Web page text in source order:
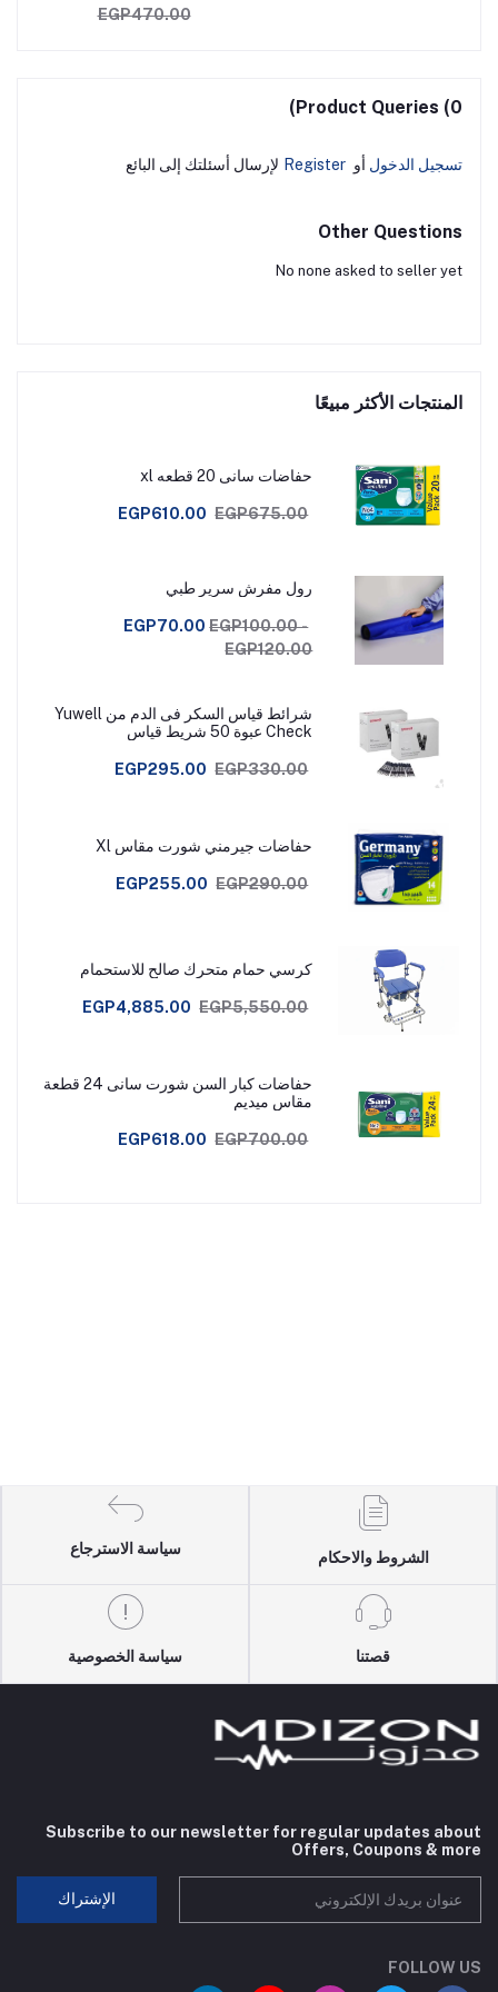
EGP470.00
Product Queries (0)
تسجيل الدخول أو Register لإرسال أسئلتك إلى البائع
Other Questions
No none asked to seller yet
المنتجات الأكثر مبيعًا
حفاضات سانى 20 قطعه xl
EGP610.00 EGP675.00
رول مفرش سرير طبي
EGP70.00 EGP100.00 -
EGP120.00
شرائط قياس السكر فى الدم من Yuwell
Check عبوة 50 شريط قياس
EGP295.00 EGP330.00
حفاضات جيرمني شورت مقاس Xl
EGP255.00 EGP290.00
كرسي حمام متحرك صالح للاستحمام
EGP4,885.00 EGP5,550.00
حفاضات كبار السن شورت سانى 24 قطعة
مقاس ميديم
EGP618.00 EGP700.00
الشروط والاحكام
سياسة الاسترجاع
قصتنا سياسة الخصوصية
Subscribe to our newsletter for regular updates about
Offers, Coupons & more
الإشتراك
FOLLOW US